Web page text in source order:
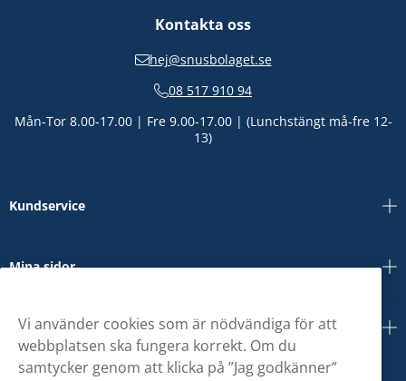
Kontakta oss
hej@snusbolaget.se
08 517 910 94
Mån-Tor 8.00-17.00 | Fre 9.00-17.00 | (Lunchstängt må-fre 12-
13)
Kundservice
Mina sidor
Om oss
Vi använder cookies som är nödvändiga för att
webbplatsen ska fungera korrekt. Om du
samtycker genom att klicka på ”Jag godkänner”